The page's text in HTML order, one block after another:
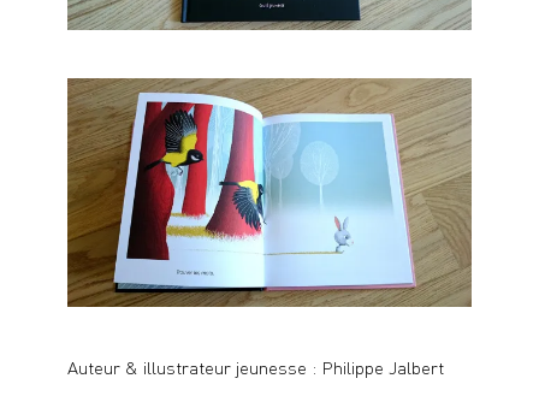
Auteur & illustrateur jeunesse : Philippe Jalbert